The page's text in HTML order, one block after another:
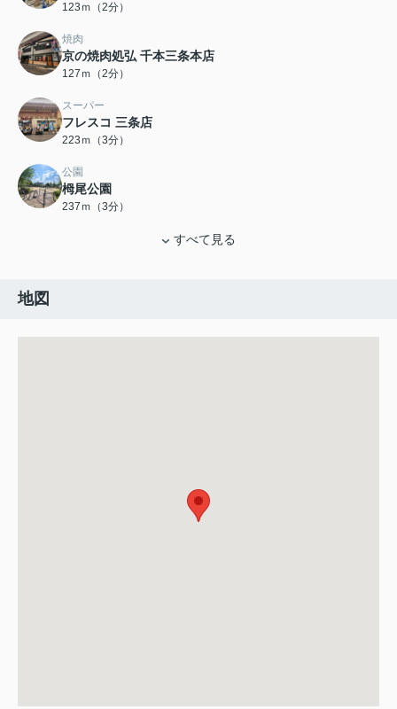
123ｍ（2分）
焼肉
京の焼肉処弘 千本三条本店
127ｍ（2分）
スーパー
フレスコ 三条店
223ｍ（3分）
公園
栂尾公園
237ｍ（3分）
すべて見る
地図